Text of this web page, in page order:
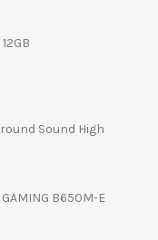
Sound High
B650M-E